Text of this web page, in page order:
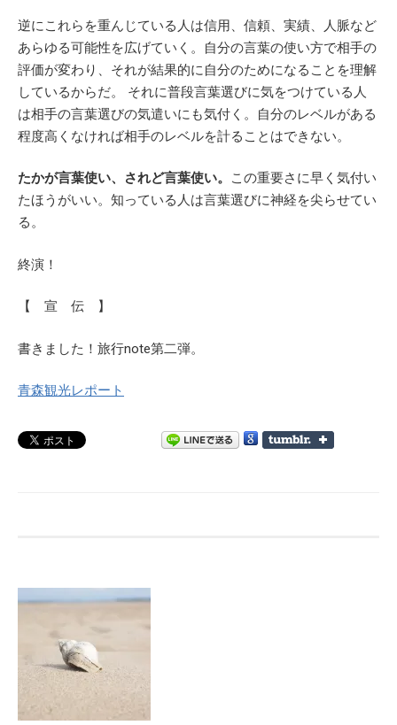
逆にこれらを重んじている人は信用、信頼、実績、人脈など
あらゆる可能性を広げていく。自分の言葉の使い方で相手の
評価が変わり、それが結果的に自分のためになることを理解
しているからだ。 それに普段言葉選びに気をつけている人
は相手の言葉選びの気遣いにも気付く。自分のレベルがある
程度高くなければ相手のレベルを計ることはできない。
たかが言葉使い、されど言葉使い。
この重要さに早く気付い
たほうがいい。知っている人は言葉選びに神経を尖らせてい
る。
終演！
【 宣 伝 】
書きました！旅行note第二弾。
青森観光レポート